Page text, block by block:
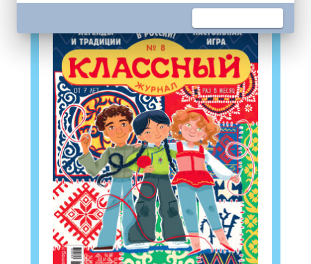
Подпишись на рассылку
Получи электронный "Классный журнал" в
подарок!
Укажите имя
Укажите Ваш Email
ПОДПИСАТЬСЯ